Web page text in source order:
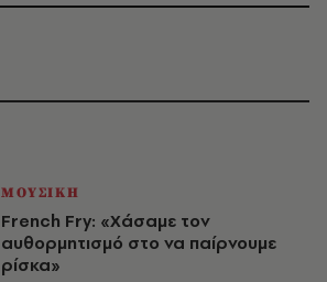
ΜΟΥΣΙΚΗ
French Fry: «Χάσαμε τον
αυθορμητισμό στο να παίρνουμε
ρίσκα»